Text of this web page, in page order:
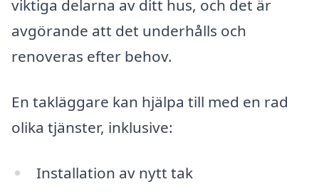
viktiga delarna av ditt hus, och det är
avgörande att det underhålls och
renoveras efter behov.
En takläggare kan hjälpa till med en rad
olika tjänster, inklusive:
Installation av nytt tak